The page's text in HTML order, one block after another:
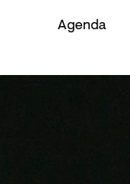
Agenda